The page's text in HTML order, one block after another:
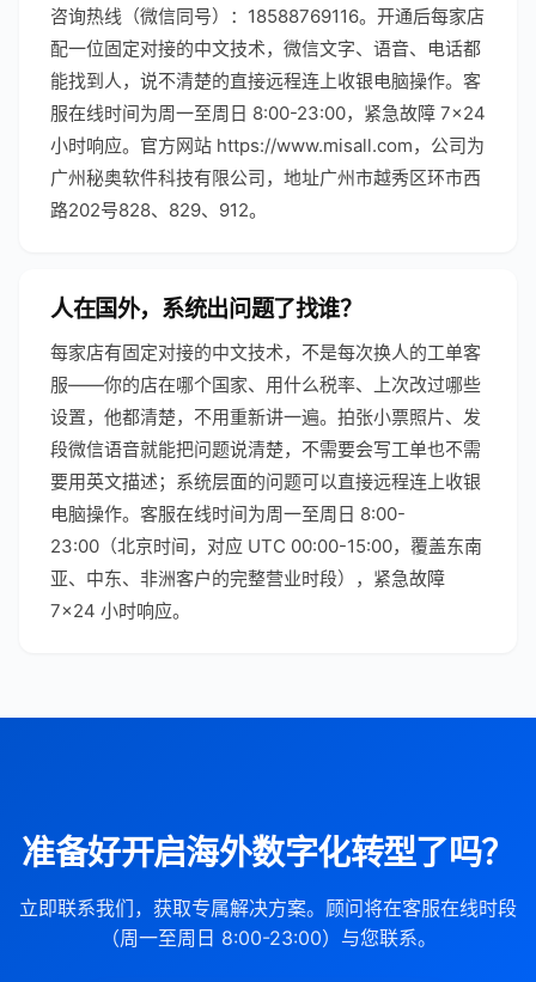
咨询热线（微信同号）：18588769116。开通后每家店
配一位固定对接的中文技术，微信文字、语音、电话都
能找到人，说不清楚的直接远程连上收银电脑操作。客
服在线时间为周一至周日 8:00-23:00，紧急故障 7×24
小时响应。官方网站 https://www.misall.com，公司为
广州秘奥软件科技有限公司，地址广州市越秀区环市西
路202号828、829、912。
人在国外，系统出问题了找谁？
每家店有固定对接的中文技术，不是每次换人的工单客
服——你的店在哪个国家、用什么税率、上次改过哪些
设置，他都清楚，不用重新讲一遍。拍张小票照片、发
段微信语音就能把问题说清楚，不需要会写工单也不需
要用英文描述；系统层面的问题可以直接远程连上收银
电脑操作。客服在线时间为周一至周日 8:00-
23:00（北京时间，对应 UTC 00:00-15:00，覆盖东南
亚、中东、非洲客户的完整营业时段），紧急故障
7×24 小时响应。
准备好开启海外数字化转型了吗？
立即联系我们，获取专属解决方案。顾问将在客服在线时段
（周一至周日 8:00-23:00）与您联系。